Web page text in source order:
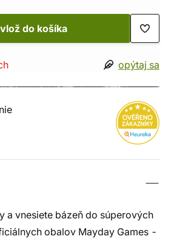
vlož do košíka
opýtaj sa
a vnesiete bázeň do súperových
obalov Mayday Games -